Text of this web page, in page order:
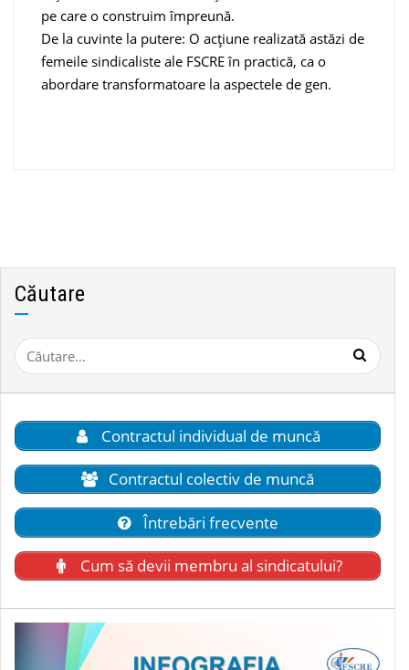
pe care o construim împreună.
De la cuvinte la putere: O acțiune realizată astăzi de
femeile sindicaliste ale FSCRE în practică, ca o
abordare transformatoare la aspectele de gen.
Căutare
Caută
după:
Contractul individual de muncă
Contractul colectiv de muncă
Întrebări frecvente
Cum să devii membru al sindicatului?